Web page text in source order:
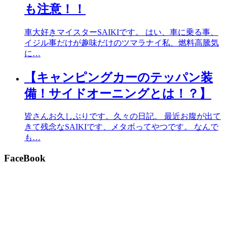
も注意！！
車大好きマイスターSAIKIです。 はい、車に乗る事、
イジル事だけが趣味だけのツマラナイ私、燃料高騰気
に…
【キャンピングカーのテッパン装
備！サイドオーニングとは！？】
皆さんお久しぶりです。久々の日記。 最近お腹が出て
きて残念なSAIKIです、メタボってやつです。 なんで
も…
FaceBook